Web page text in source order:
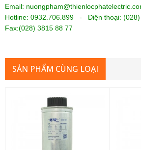
Email:
Hotline: 0932.706.899 - Điện thoại: (028)
Fax:(028) 3815 88 77
SẢN PHẨM CÙNG LOẠI